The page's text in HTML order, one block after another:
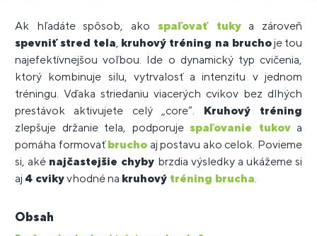
Ak hľadáte spôsob, ako spaľovať tukya zároveň
spevniť stred tela, kruhový tréning na bruchoje tou
najefektívnejšou voľbou. Ide o dynamický typ cvičenia,
ktorý kombinuje silu, vytrvalosť a intenzitu v jednom
tréningu. Vďaka striedaniu viacerých cvikov bez dlhých
prestávok aktivujete celý „core“. Kruhový tréning
zlepšuje držanie tela, podporuje spaľovanie tukova
pomáha formovaťbrucho aj postavu ako celok. Povieme
si, aké najčastejšie chyby brzdia výsledky a ukážeme si
aj 4 cvikyvhodné na kruhový tréning brucha
Obsah